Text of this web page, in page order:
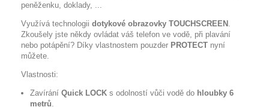
peněženku, doklady, ...
Využívá technologii dotykové obrazovky TOUCHSCREEN .
Zkoušely jste někdy ovládat váš telefon ve vodě, při plavání
nebo potápění? Díky vlastnostem pouzder PROTECT nyní
můžete.
Vlastnosti:
Zavírání Quick LOCK s odolností vůči vodě do hloubky 6
metrů.